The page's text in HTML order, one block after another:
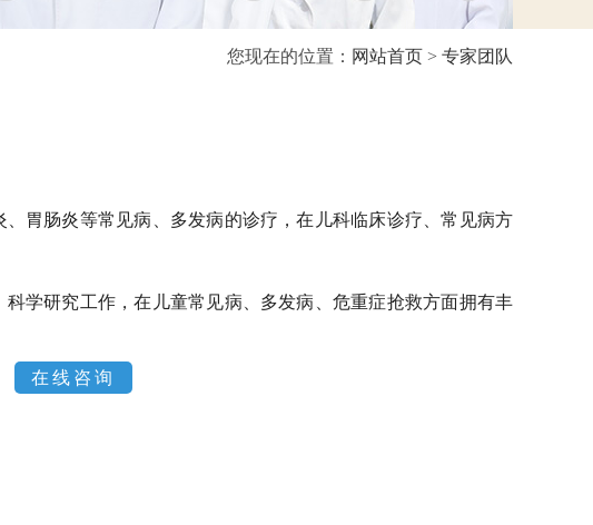
您现在的位置： 网站首页 > 专家团队
胃肠炎等常见病、多发病的诊疗，在儿科临床诊疗、常见病方
学研究工作，在儿童常见病、多发病、危重症抢救方面拥有丰
在线咨询